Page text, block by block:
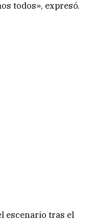
todos», expresó.
escenario tras el